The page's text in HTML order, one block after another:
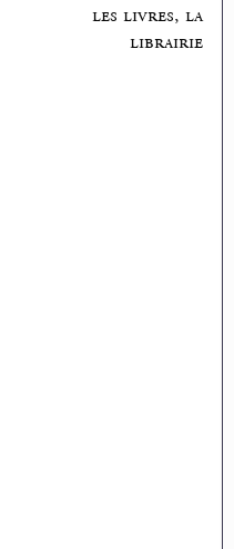
les livres, la
librairie